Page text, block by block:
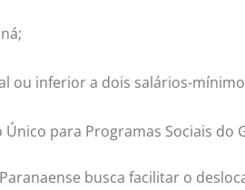
ou inferior a dois salários-
para Programas Sociais do
busca facilitar o